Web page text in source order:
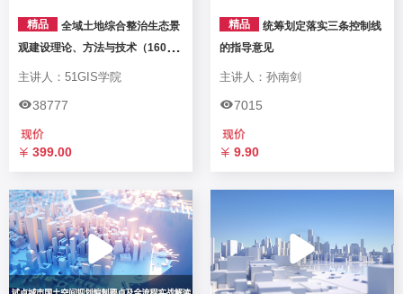
精品
全域土地综合整治生态景
观建设理论、方法与技术（160分
钟）
主讲人：51GIS学院
38777
399.00
精品
统筹划定落实三条控制线
的指导意见
主讲人：孙南剑
7015
9.90